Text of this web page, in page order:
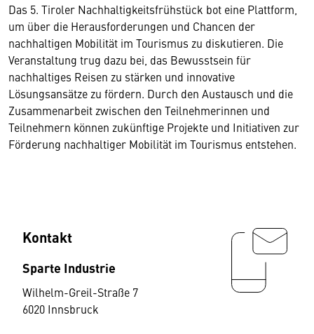
Das 5. Tiroler Nachhaltigkeitsfrühstück bot eine Plattform,
um über die Herausforderungen und Chancen der
nachhaltigen Mobilität im Tourismus zu diskutieren. Die
Veranstaltung trug dazu bei, das Bewusstsein für
nachhaltiges Reisen zu stärken und innovative
Lösungsansätze zu fördern. Durch den Austausch und die
Zusammenarbeit zwischen den Teilnehmerinnen und
Teilnehmern können zukünftige Projekte und Initiativen zur
Förderung nachhaltiger Mobilität im Tourismus entstehen.
Kontakt
Sparte Industrie
Wilhelm-Greil-Straße 7
6020 Innsbruck